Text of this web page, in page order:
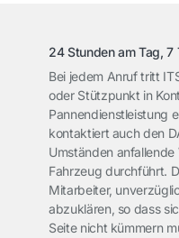
24 Stunden am Tag, 7
Bei jedem Anruf tritt
oder Stützpunkt in
Pannendienstleistung
kontaktiert auch den
Umständen
Fahrzeug durchführt.
Mitarbeiter,
abzuklären, so dass
Seite nicht kümmern